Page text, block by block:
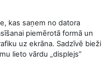
kas saņem no datora
piemērotā formā un
uz ekrāna. Sadzīvē bieži
lieto vārdu „displejs”